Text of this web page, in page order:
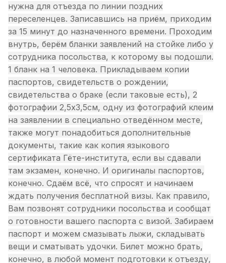
нужна для отъезда по линии поздних
переселенцев. Записавшись на приём, приходим
за 15 минут до назначенного времени. Проходим
внутрь, берём бланки заявлений на стойке либо у
сотрудника посольства, к которому вы подошли.
1 бланк на 1 человека. Прикладываем копии
паспортов, свидетельств о рождении,
свидетельства о браке (если таковые есть), 2
фотографии 2,5х3,5см, одну из фотографий клеим
на заявлении в специально отведённом месте,
также могут понадобиться дополнительные
документы, такие как копия языкового
сертификата Гёте-института, если вы сдавали
там экзамен, конечно. И оригиналы паспортов,
конечно. Сдаём всё, что спросят и начинаем
ждать получения бесплатной визы. Как правило,
Вам позвонят сотрудники посольства и сообщат
о готовности вашего паспорта с визой. Забираем
паспорт и можем смазывать лыжи, складывать
вещи и сматывать удочки. Билет можно брать,
конечно, в любой момент подготовки к отъезду,